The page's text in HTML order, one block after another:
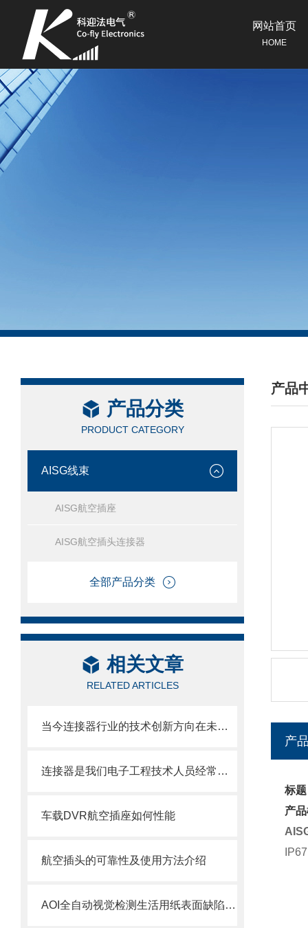
网站首页
HOME
产品分类
PRODUCT CATEGORY
AISG线束
AISG航空插座
AISG航空插头连接器
全部产品分类
相关文章
RELATED ARTICLES
当今连接器行业的技术创新方向在未来有哪些？
连接器是我们电子工程技术人员经常接触的一种部件
车载DVR航空插座如何性能
航空插头的可靠性及使用方法介绍
AOI全自动视觉检测生活用纸表面缺陷检测
产品
/
产
标
产
IP67